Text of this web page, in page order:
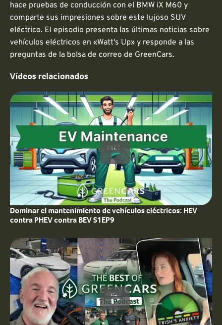
hace pruebas de conducción con el BMW iX M60 y
comparte sus impresiones sobre este lujoso SUV
eléctrico. El episodio presenta las últimas noticias sobre
vehículos eléctricos en «Watt's Up» y responde a las
preguntas de la bolsa de correo de GreenCars.
Vídeos relacionados
21:27
Dominar el mantenimiento de vehículos eléctricos: HEV
contra PHEV contra BEV S1EP9
46:52